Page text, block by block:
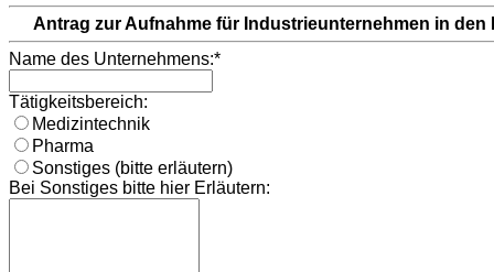
Antrag zur Aufnahme für Industrieunternehmen in den
Name des Unternehmens:*
Tätigkeitsbereich:
Medizintechnik
Pharma
Sonstiges (bitte erläutern)
Bei Sonstiges bitte hier Erläutern: